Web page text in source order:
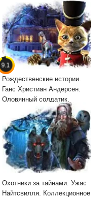
9.1
Рождественские истории.
Ганс Христиан Андерсен.
Оловянный солдатик.
Коллекционное издание
Охотники за тайнами. Ужас
Найтсвилля. Коллекционное